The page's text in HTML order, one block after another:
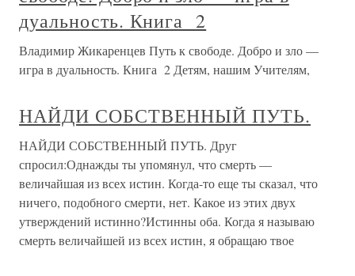
дуальность. Книга 2
Владимир Жикаренцев Путь к свободе. Добро и зло —
игра в дуальность. Книга 2 Детям, нашим Учителям,
НАЙДИ СОБСТВЕННЫЙ ПУТЬ.
НАЙДИ СОБСТВЕННЫЙ ПУТЬ. Друг
спросил:Однажды ты упомянул, что смерть —
величайшая из всех истин. Когда-то еще ты сказал, что
ничего, подобного смерти, нет. Какое из этих двух
утверждений истинно?Истинны оба. Когда я называю
смерть величайшей из всех истин, я обращаю твое